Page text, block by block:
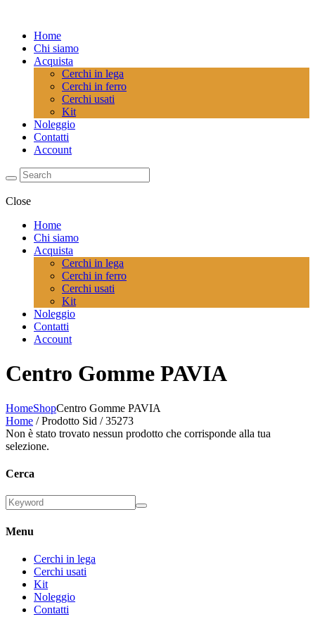
Home
Chi siamo
Acquista
Cerchi in lega
Cerchi in ferro
Cerchi usati
Kit
Noleggio
Contatti
Account
Close
Home
Chi siamo
Acquista
Cerchi in lega
Cerchi in ferro
Cerchi usati
Kit
Noleggio
Contatti
Account
Centro Gomme PAVIA
HomeShopCentro Gomme PAVIA
Home / Prodotto Sid / 35273
Non è stato trovato nessun prodotto che corrisponde alla tua
selezione.
Cerca
Menu
Cerchi in lega
Cerchi usati
Kit
Noleggio
Contatti